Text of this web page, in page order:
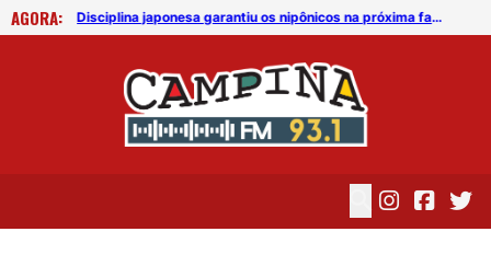
AGORA:
Disciplina japonesa garantiu os nipônicos na próxima fase do Mundial da Rússia Disciplina japonesa garantiu os nipônicos na próxima fase do Mundial da Rússia